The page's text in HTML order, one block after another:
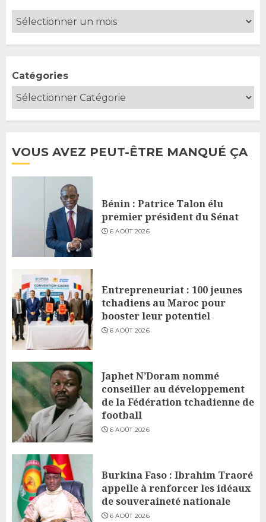
Catégories
VOUS AVEZ PEUT-ÊTRE MANQUÉ ÇA
Bénin : Patrice Talon élu
premier président du Sénat
6 AOÛT 2026
Entrepreneuriat : 100 jeunes
tchadiens au Maroc pour
booster leur potentiel
6 AOÛT 2026
Japhet N’Doram nommé
conseiller au développement
de la Fédération tchadienne de
football
6 AOÛT 2026
Burkina Faso : Ibrahim Traoré
appelle à renforcer les idéaux
de souveraineté nationale
6 AOÛT 2026